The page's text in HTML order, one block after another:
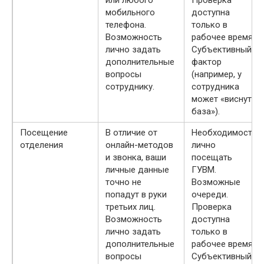
мобильного
телефона.
Возможность
лично задать
дополнительные
вопросы
сотруднику.
доступна
только в
рабочее время.
Субъективный
фактор
(например, у
сотрудника
может «виснуть
база»).
Посещение
отделения
В отличие от
онлайн-методов
и звонка, ваши
личные данные
точно не
попадут в руки
третьих лиц.
Возможность
лично задать
дополнительные
вопросы
Необходимость
лично
посещать
ГУВМ.
Возможные
очереди.
Проверка
доступна
только в
рабочее время.
Субъективный